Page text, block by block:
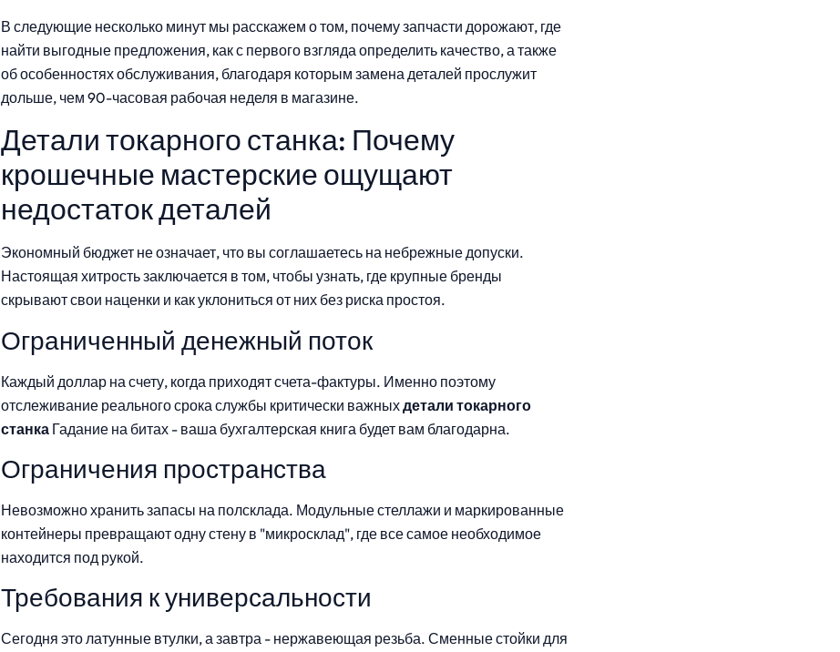
В следующие несколько минут мы расскажем о том, почему запчасти дорожают, где
найти выгодные предложения, как с первого взгляда определить качество, а также
об особенностях обслуживания, благодаря которым замена деталей прослужит
дольше, чем 90-часовая рабочая неделя в магазине.
Детали токарного станка: Почему
крошечные мастерские ощущают
недостаток деталей
Экономный бюджет не означает, что вы соглашаетесь на небрежные допуски.
Настоящая хитрость заключается в том, чтобы узнать, где крупные бренды
скрывают свои наценки и как уклониться от них без риска простоя.
Ограниченный денежный поток
Каждый доллар на счету, когда приходят счета-фактуры. Именно поэтому
отслеживание реального срока службы критически важныхдетали токарного
станка Гадание на битах - ваша бухгалтерская книга будет вам благодарна.
Ограничения пространства
Невозможно хранить запасы на полсклада. Модульные стеллажи и маркированные
контейнеры превращают одну стену в "микросклад", где все самое необходимое
находится под рукой.
Требования к универсальности
Сегодня это латунные втулки, а завтра - нержавеющая резьба. Сменные стойки для